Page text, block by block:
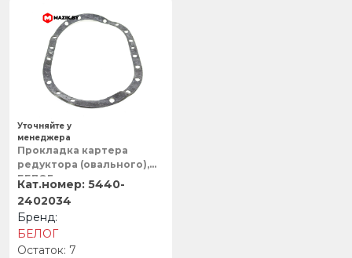
Прокладка картера
редуктора (овального),
БЕЛОГ
5440-
2402034
БЕЛОГ
7
Уточняйте у
менеджера